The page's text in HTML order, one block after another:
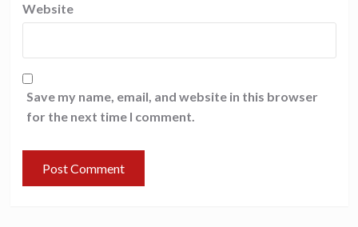
Website
Save my name, email, and website in this browser
for the next time I comment.